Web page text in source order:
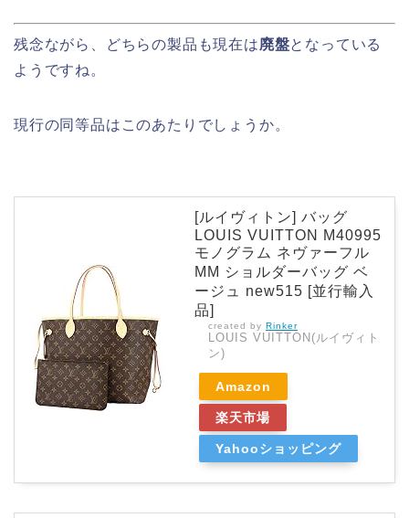
残念ながら、どちらの製品も現在は廃盤となっている
ようですね。
現行の同等品はこのあたりでしょうか。
[ルイヴィトン] バッグ
LOUIS VUITTON M40995
モノグラム ネヴァーフル
MM ショルダーバッグ ベ
ージュ new515 [並行輸入
品]
created by Rinker
LOUIS VUITTON(ルイヴィト
ン)
Amazon
楽天市場
Yahooショッピング